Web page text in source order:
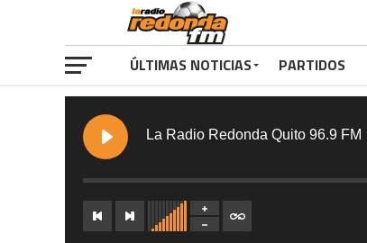
La Radio Redonda Quito 96.9 FM
ÚLTIMAS NOTICIAS PARTIDOS